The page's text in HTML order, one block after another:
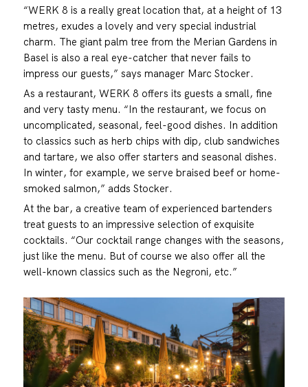
“WERK 8 is a really great location that, at a height of 13
metres, exudes a lovely and very special industrial
charm. The giant palm tree from the Merian Gardens in
Basel is also a real eye-catcher that never fails to
impress our guests,” says manager Marc Stocker.
As a restaurant, WERK 8 offers its guests a small, fine
and very tasty menu. “In the restaurant, we focus on
uncomplicated, seasonal, feel-good dishes. In addition
to classics such as herb chips with dip, club sandwiches
and tartare, we also offer starters and seasonal dishes.
In winter, for example, we serve braised beef or home-
smoked salmon,” adds Stocker.
At the bar, a creative team of experienced bartenders
treat guests to an impressive selection of exquisite
cocktails. “Our cocktail range changes with the seasons,
just like the menu. But of course we also offer all the
well-known classics such as the Negroni, etc.”